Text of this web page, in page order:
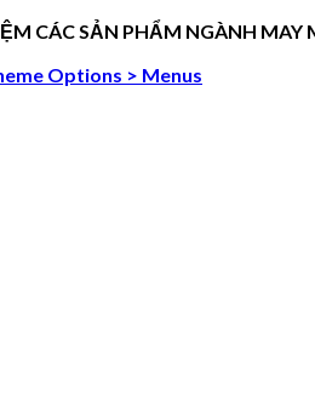
CÁC SẢN PHẨM NGÀNH MAY
Options > Menus